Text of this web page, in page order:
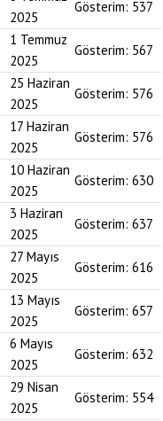
2025
Gösterim: 537
1 Temmuz
2025
Gösterim: 567
25 Haziran
2025
Gösterim: 576
17 Haziran
2025
Gösterim: 576
10 Haziran
2025
Gösterim: 630
3 Haziran
2025
Gösterim: 637
27 Mayıs
2025
Gösterim: 616
13 Mayıs
2025
Gösterim: 657
6 Mayıs
2025
Gösterim: 632
29 Nisan
2025
Gösterim: 554